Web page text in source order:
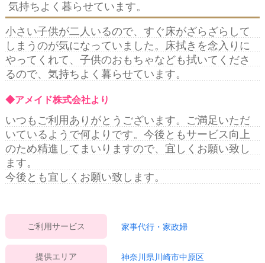
気持ちよく暮らせています。
小さい子供が二人いるので、すぐ床がざらざらして
しまうのが気になっていました。床拭きを念入りに
やってくれて、子供のおもちゃなども拭いてくださ
るので、気持ちよく暮らせています。
◆アメイド株式会社より
いつもご利用ありがとうございます。ご満足いただ
いているようで何よりです。今後ともサービス向上
のため精進してまいりますので、宜しくお願い致し
ます。
今後とも宜しくお願い致します。
ご利用サービス 家事代行・家政婦
提供エリア 神奈川県川崎市中原区